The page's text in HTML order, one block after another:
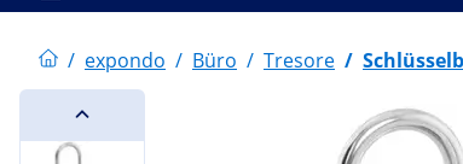
/ expondo / Büro / Tresore /